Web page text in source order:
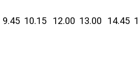
9.45 10.15 12.00 13.00 14.45